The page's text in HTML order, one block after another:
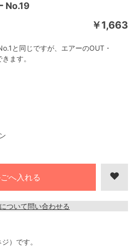
No.19
￥1,663
ついて問い合わせる
と同じですが、エアーのOUT・
ます。
）です。